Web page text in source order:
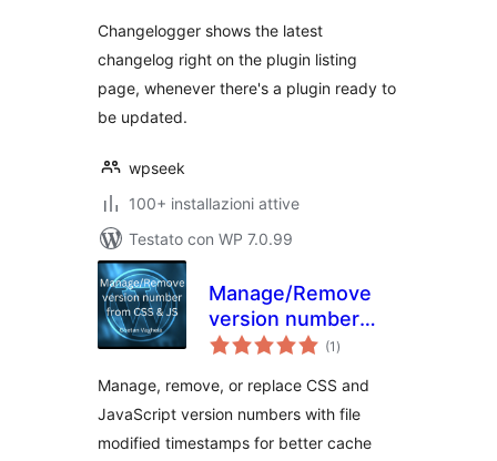
Changelogger shows the latest
changelog right on the plugin listing
page, whenever there's a plugin ready to
be updated.
wpseek
100+ installazioni attive
Testato con WP 7.0.99
Manage/Remove
version number
from CSS & JS
(1 valutazioni
totali
)
Manage, remove, or replace CSS and
JavaScript version numbers with file
modified timestamps for better cache